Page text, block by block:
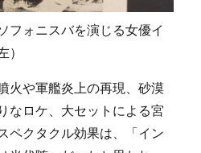
フォニスバを演じる女優イ
）
火や軍艦炎上の再現、砂漠
なロケ、大セットによる宮
ペクタクル効果は、「イン